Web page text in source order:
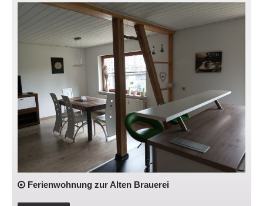
Ferienwohnung zur Alten Brauerei